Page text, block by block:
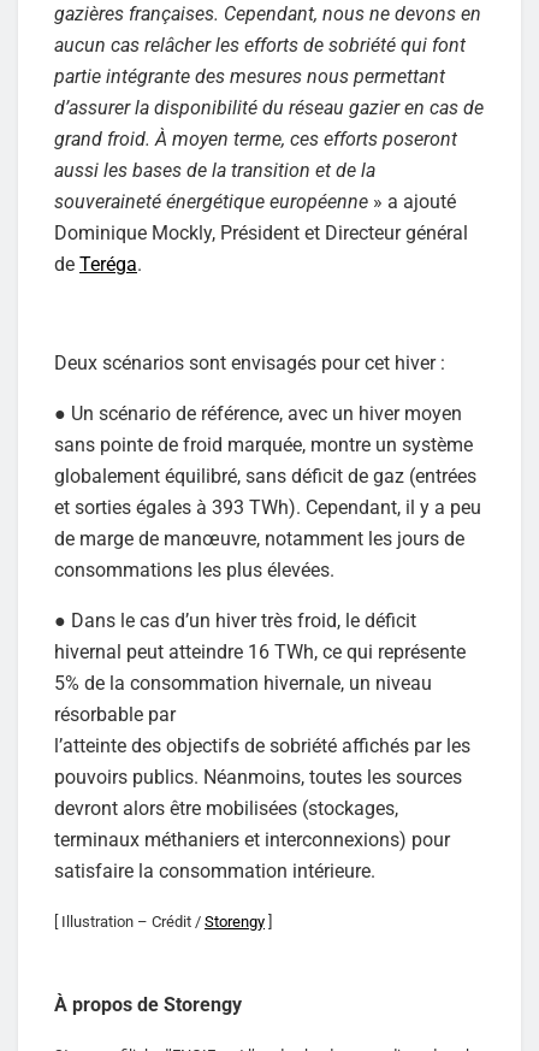
gazières françaises. Cependant, nous ne devons en
aucun cas relâcher les efforts de sobriété qui font
partie intégrante des mesures nous permettant
d’assurer la disponibilité du réseau gazier en cas de
grand froid. À moyen terme, ces efforts poseront
aussi les bases de la transition et de la
souveraineté énergétique européenne » a ajouté
Dominique Mockly, Président et Directeur général
de Teréga.
Deux scénarios sont envisagés pour cet hiver :
● Un scénario de référence, avec un hiver moyen
sans pointe de froid marquée, montre un système
globalement équilibré, sans déficit de gaz (entrées
et sorties égales à 393 TWh). Cependant, il y a peu
de marge de manœuvre, notamment les jours de
consommations les plus élevées.
● Dans le cas d’un hiver très froid, le déficit
hivernal peut atteindre 16 TWh, ce qui représente
5% de la consommation hivernale, un niveau
résorbable par
l’atteinte des objectifs de sobriété affichés par les
pouvoirs publics. Néanmoins, toutes les sources
devront alors être mobilisées (stockages,
terminaux méthaniers et interconnexions) pour
satisfaire la consommation intérieure.
[ Illustration – Crédit / Storengy
À propos de Storengy